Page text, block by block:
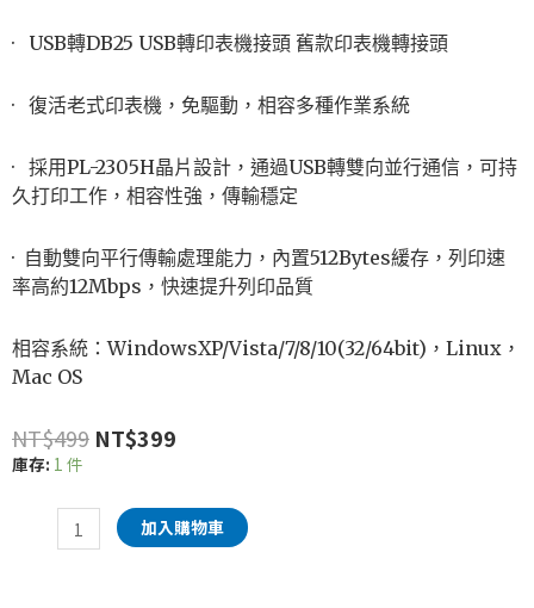
· USB轉DB25 USB轉印表機接頭 舊款印表機轉接頭
· 復活老式印表機，免驅動，相容多種作業系統
· 採用PL-2305H晶片設計，通過USB轉雙向並行通信，可持
久打印工作，相容性強，傳輸穩定
· 自動雙向平行傳輸處理能力，內置512Bytes緩存，列印速
率高約12Mbps，快速提升列印品質
相容系統：WindowsXP/Vista/7/8/10(32/64bit)，Linux，
Mac OS
NT$499 NT$399
庫存: 1 件
加入購物車